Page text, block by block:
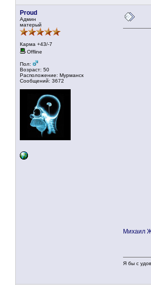
Proud
Админ
матерый
Карма +43/-7
Offline
Пол:
Возраст: 50
Расположение: Мурманск
Сообщений: 3672
Михаил
Я бы с